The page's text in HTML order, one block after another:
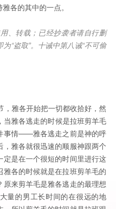
各的其中的一点。
、转载；已经抄袭者请自行删
“盗取”。十诫中第八诫“不可偷
，雅各开始把一切都收拾好，然
当雅各逃走的时候是拉班剪羊毛
事情——雅各逃走之前是神的呼
雅各就很迅速的顺服神跟两个
是在一个很短的时间里进行这
各的时候就是在拉班剪羊毛的
来剪羊毛是雅各逃走的最理想
量的男工长时间的在很远的地